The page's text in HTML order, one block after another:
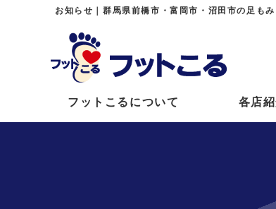
お知らせ｜群馬県前橋市・富岡市・沼田市の足も
フットこるについて 各店